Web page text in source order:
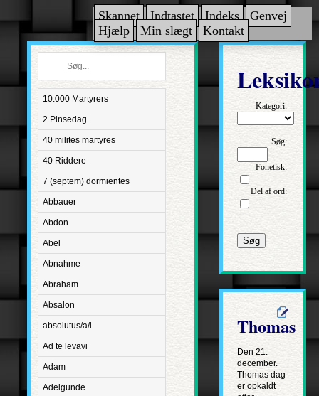
Skannet Indtastet Indeks
Genvej
Hjælp
Min slægt Kontakt
10.000 Martyrers
2 Pinsedag
40 milites martyres
40 Riddere
7 (septem) dormientes
Abbauer
Abdon
Abel
Abnahme
Abraham
Absalon
absolutus/a/i
Ad te levavi
Adam
Adelgunde
Kategori:
Søg:
Fonetisk:
Del af ord:
Søg
Thomas
Den 21.
december.
Thomas dag
er opkaldt